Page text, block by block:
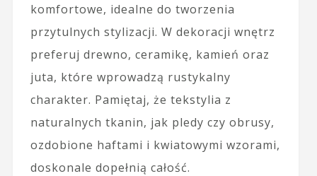
komfortowe, idealne do tworzenia
przytulnych stylizacji. W dekoracji wnętrz
preferuj drewno, ceramikę, kamień oraz
juta, które wprowadzą rustykalny
charakter. Pamiętaj, że tekstylia z
naturalnych tkanin, jak pledy czy obrusy,
ozdobione haftami i kwiatowymi wzorami,
doskonale dopełnią całość.